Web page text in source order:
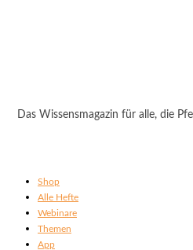
Das Wissensmagazin für alle, die
Shop
Alle Hefte
Webinare
Themen
App